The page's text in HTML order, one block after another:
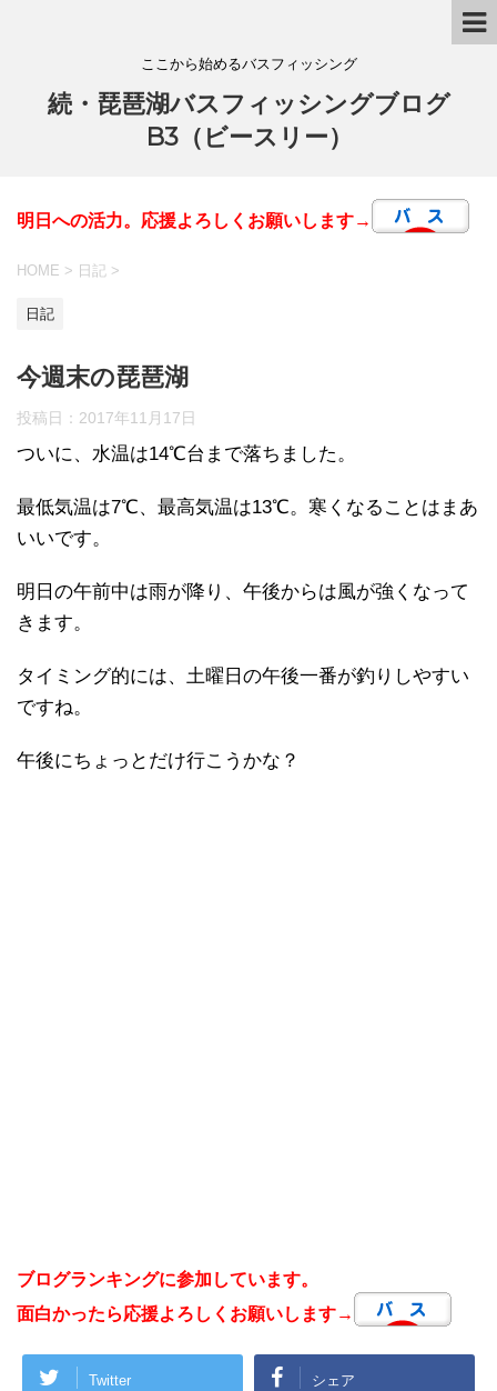
ここから始めるバスフィッシング
続・琵琶湖バスフィッシングブログ
B3（ビースリー）
明日への活力。応援よろしくお願いします→
HOME > 日記 >
日記
今週末の琵琶湖
投稿日： 2017年11月17日
ついに、水温は14℃台まで落ちました。
最低気温は7℃、最高気温は13℃。寒くなることはまあ
いいです。
明日の午前中は雨が降り、午後からは風が強くなって
きます。
タイミング的には、土曜日の午後一番が釣りしやすい
ですね。
午後にちょっとだけ行こうかな？
ブログランキングに参加しています。
面白かったら応援よろしくお願いします→
Twitter シェア